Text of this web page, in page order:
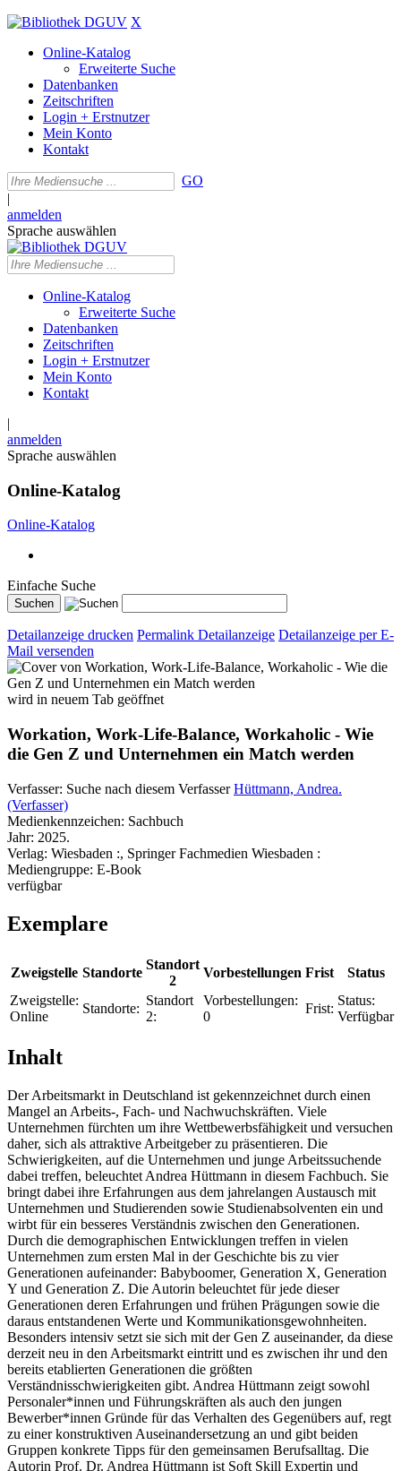
X
Online-Katalog
Erweiterte Suche
Datenbanken
Zeitschriften
Login + Erstnutzer
Mein Konto
Kontakt
GO
|
anmelden
Sprache auswählen
Online-Katalog
Erweiterte Suche
Datenbanken
Zeitschriften
Login + Erstnutzer
Mein Konto
Kontakt
|
anmelden
Sprache auswählen
Online-Katalog
Online-Katalog
Einfache Suche
Detailanzeige drucken Permalink Detailanzeige Detailanzeige per E-
Mail versenden
wird in neuem Tab geöffnet
Workation, Work-Life-Balance, Workaholic - Wie
die Gen Z und Unternehmen ein Match werden
Verfasser: Suche nach diesem Verfasser Hüttmann, Andrea.
(Verfasser)
Medienkennzeichen: Sachbuch
Jahr: 2025.
Verlag: Wiesbaden :, Springer Fachmedien Wiesbaden :
Mediengruppe: E-Book
verfügbar
Exemplare
Zweigstelle Standorte
Standort
2
Vorbestellungen Frist
Status
Zweigstelle:
Online
Standorte:
Standort
2:
Vorbestellungen:
0
Frist:
Status:
Verfügbar
Inhalt
Der Arbeitsmarkt in Deutschland ist gekennzeichnet durch einen
Mangel an Arbeits-, Fach- und Nachwuchskräften. Viele
Unternehmen fürchten um ihre Wettbewerbsfähigkeit und versuchen
daher, sich als attraktive Arbeitgeber zu präsentieren. Die
Schwierigkeiten, auf die Unternehmen und junge Arbeitssuchende
dabei treffen, beleuchtet Andrea Hüttmann in diesem Fachbuch. Sie
bringt dabei ihre Erfahrungen aus dem jahrelangen Austausch mit
Unternehmen und Studierenden sowie Studienabsolventen ein und
wirbt für ein besseres Verständnis zwischen den Generationen.
Durch die demographischen Entwicklungen treffen in vielen
Unternehmen zum ersten Mal in der Geschichte bis zu vier
Generationen aufeinander: Babyboomer, Generation X, Generation
Y und Generation Z. Die Autorin beleuchtet für jede dieser
Generationen deren Erfahrungen und frühen Prägungen sowie die
daraus entstandenen Werte und Kommunikationsgewohnheiten.
Besonders intensiv setzt sie sich mit der Gen Z auseinander, da diese
derzeit neu in den Arbeitsmarkt eintritt und es zwischen ihr und den
bereits etablierten Generationen die größten
Verständnisschwierigkeiten gibt. Andrea Hüttmann zeigt sowohl
Personaler*innen und Führungskräften als auch den jungen
Bewerber*innen Gründe für das Verhalten des Gegenübers auf, regt
zu einer konstruktiven Auseinandersetzung an und gibt beiden
Gruppen konkrete Tipps für den gemeinsamen Berufsalltag. Die
Autorin Prof. Dr. Andrea Hüttmann ist Soft Skill Expertin und